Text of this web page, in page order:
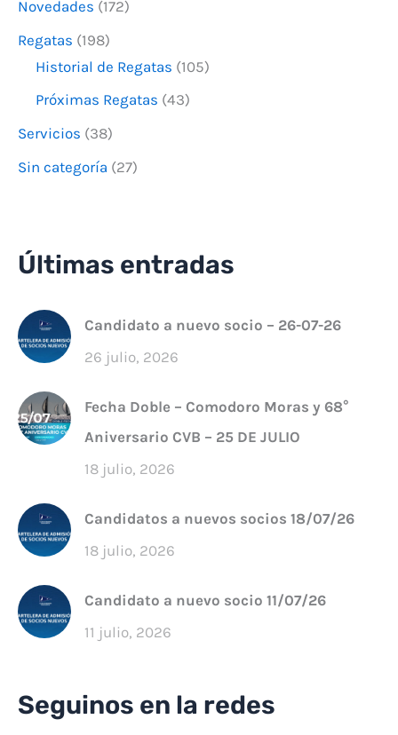
Novedades (172)
Regatas (198)
Historial de Regatas (105)
Próximas Regatas (43)
Servicios (38)
Sin categoría (27)
Últimas entradas
Candidato a nuevo socio – 26-07-26
26 julio, 2026
Fecha Doble – Comodoro Moras y 68°
Aniversario CVB – 25 DE JULIO
18 julio, 2026
Candidatos a nuevos socios 18/07/26
18 julio, 2026
Candidato a nuevo socio 11/07/26
11 julio, 2026
Seguinos en la redes